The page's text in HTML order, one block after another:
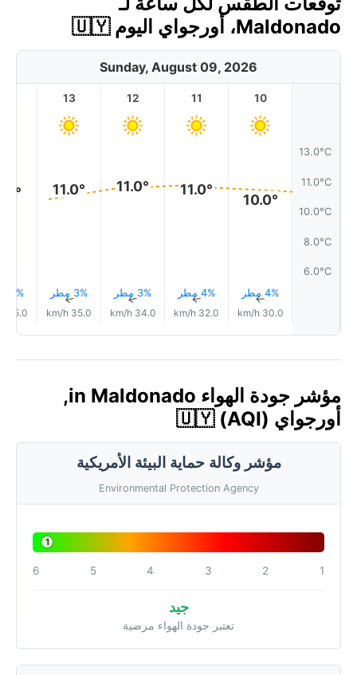
Maldonado، أورجواي اليوم 🇺🇾
Sunday, August 09, 2026
13.0°C
11.0°C
10.0°C
8.0°C
6.0°C
10
10.0°
4% مطر
↑
30.0 km/h
11
11.0°
4% مطر↑
32.0 km/h
12
11.0°
3% مطر↑
34.0 km/h
13
11.0°
3% مطر↑
35.0 km/h
3% مطر
35.0 km/h
مؤشر جودة الهواء in Maldonado,
أورجواي 🇺🇾 (AQI)
مؤشر وكالة حماية البيئة الأمريكية
Environmental Protection Agency
1
1
2
3
4
5
6
جيد
تعتبر جودة الهواء مرضية